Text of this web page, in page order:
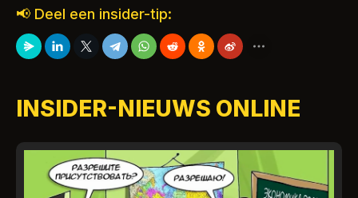
📢 Deel een insider-tip:
INSIDER-NIEUWS ONLINE